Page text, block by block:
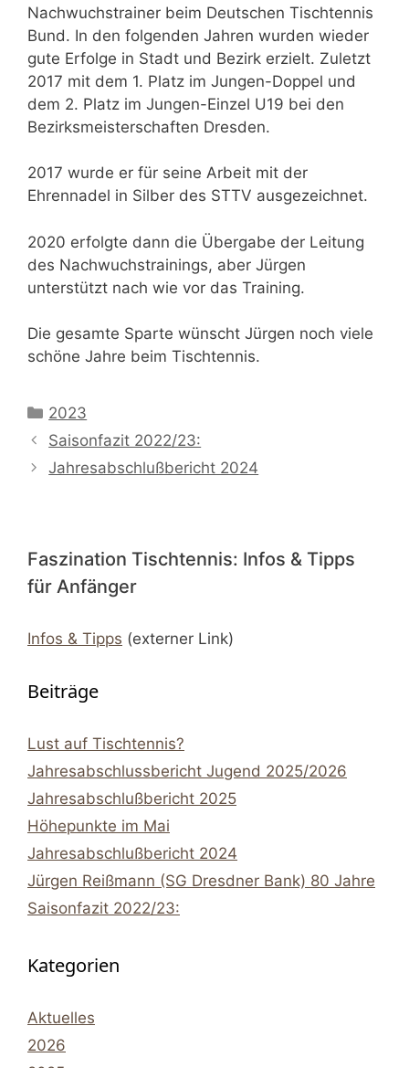
Nachwuchstrainer beim Deutschen Tischtennis
Bund. In den folgenden Jahren wurden wieder
gute Erfolge in Stadt und Bezirk erzielt. Zuletzt
2017 mit dem 1. Platz im Jungen-Doppel und
dem 2. Platz im Jungen-Einzel U19 bei den
Bezirksmeisterschaften Dresden.
2017 wurde er für seine Arbeit mit der
Ehrennadel in Silber des STTV ausgezeichnet.
2020 erfolgte dann die Übergabe der Leitung
des Nachwuchstrainings, aber Jürgen
unterstützt nach wie vor das Training.
Die gesamte Sparte wünscht Jürgen noch viele
schöne Jahre beim Tischtennis.
Kategorien
2023
Saisonfazit 2022/23:
Jahresabschlußbericht 2024
Faszination Tischtennis: Infos & Tipps
für Anfänger
Infos & Tipps (externer Link)
Beiträge
Lust auf Tischtennis?
Jahresabschlussbericht Jugend 2025/2026
Jahresabschlußbericht 2025
Höhepunkte im Mai
Jahresabschlußbericht 2024
Jürgen Reißmann (SG Dresdner Bank) 80 Jahre
Saisonfazit 2022/23:
Kategorien
Aktuelles
2026